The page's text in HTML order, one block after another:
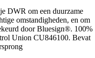
DWR om een duurzame
omstandigheden, en om
door Bluesign®. 100%
Union CU846100. Bevat